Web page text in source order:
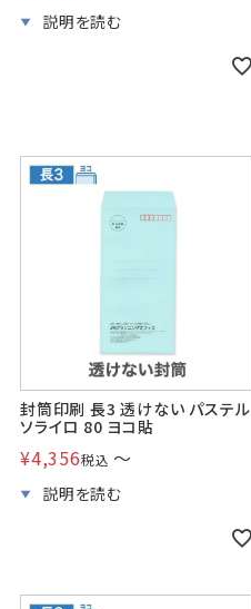
封筒印刷 長3 透けない パステル
ソライロ 80 ヨコ貼
¥4,356税込 〜